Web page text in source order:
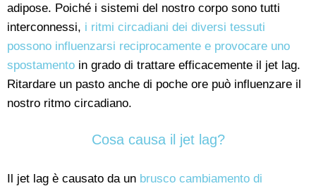
adipose. Poiché i sistemi del nostro corpo sono tutti
interconnessi, i ritmi circadiani dei diversi tessuti
possono influenzarsi reciprocamente e provocare uno
spostamento in grado di trattare efficacemente il jet lag.
Ritardare un pasto anche di poche ore può influenzare il
nostro ritmo circadiano.
Cosa causa il jet lag?
Il jet lag è causato da un brusco cambiamento di